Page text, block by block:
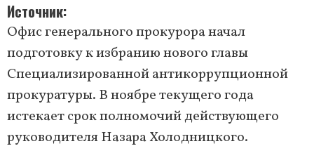
Источник
Офис генерального прокурора начал
подготовку к избранию нового главы
Специализированной антикоррупционной
прокуратуры. В ноябре текущего года
истекает срок полномочий действующего
руководителя Назара Холодницкого.